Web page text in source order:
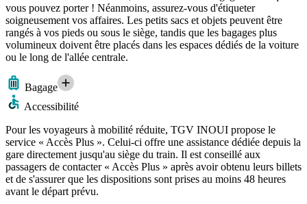
vous pouvez porter ! Néanmoins, assurez-vous d'étiqueter
soigneusement vos affaires. Les petits sacs et objets peuvent être
rangés à vos pieds ou sous le siège, tandis que les bagages plus
volumineux doivent être placés dans les espaces dédiés de la voiture
ou le long de l'allée centrale.
Bagage
Accessibilité
Pour les voyageurs à mobilité réduite, TGV INOUI propose le
service « Accès Plus ». Celui-ci offre une assistance dédiée depuis la
gare directement jusqu'au siège du train. Il est conseillé aux
passagers de contacter « Accès Plus » après avoir obtenu leurs billets
et de s'assurer que les dispositions sont prises au moins 48 heures
avant le départ prévu.